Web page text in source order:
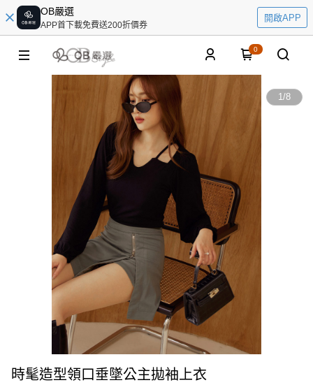
OB嚴選
APP首下載免費送200折價券
開啟APP
0
1/8
時髦造型領口垂墜公主拋袖上衣